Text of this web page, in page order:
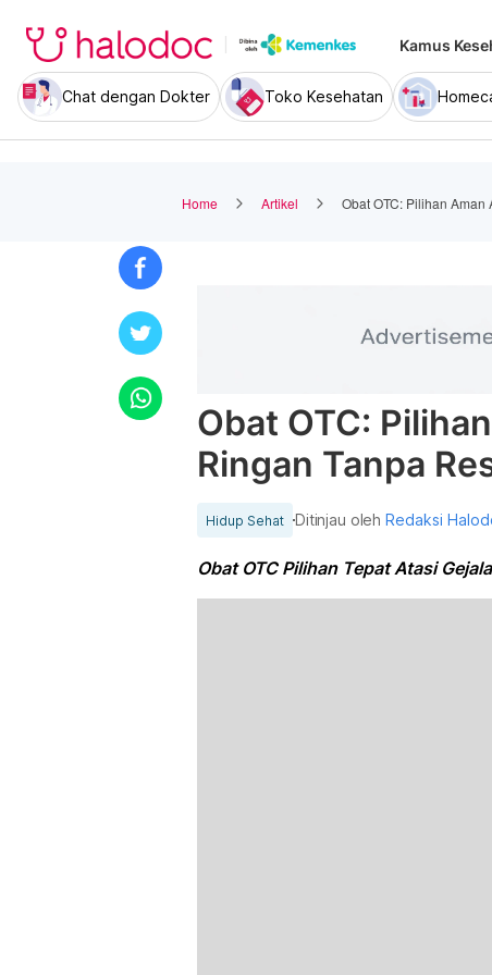
Kamus
Chat dengan Dokter Toko Kesehatan
Home Artikel Obat OTC: Pilihan
Obat OTC:
Ringan Tanpa
Hidup Sehat Ditinjau olehRedaksi
Obat OTC Pilihan Tepat Atasi